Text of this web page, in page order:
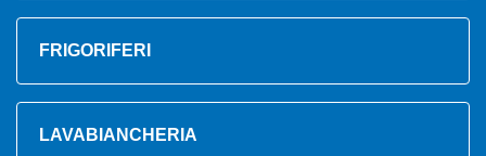
FRIGORIFERI
LAVABIANCHERIA